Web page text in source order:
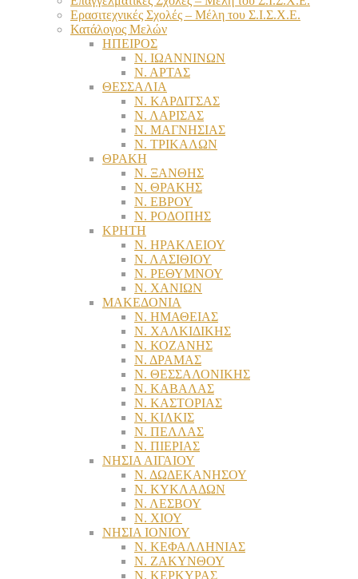
Ερασιτεχνικές Σχολές – Μέλη του Σ.Ι.Σ.Χ.Ε.
Κατάλογος Μελών
ΗΠΕΙΡΟΣ
Ν. ΙΩΑΝΝΙΝΩΝ
Ν. ΑΡΤΑΣ
ΘΕΣΣΑΛΙΑ
Ν. ΚΑΡΔΙΤΣΑΣ
Ν. ΛΑΡΙΣΑΣ
Ν. ΜΑΓΝΗΣΙΑΣ
Ν. ΤΡΙΚΑΛΩΝ
ΘΡΑΚΗ
Ν. ΞΑΝΘΗΣ
Ν. ΘΡΑΚΗΣ
Ν. ΕΒΡΟΥ
Ν. ΡΟΔΟΠΗΣ
ΚΡΗΤΗ
Ν. ΗΡΑΚΛΕΙΟΥ
Ν. ΛΑΣΙΘΙΟΥ
Ν. ΡΕΘΥΜΝΟΥ
Ν. ΧΑΝΙΩΝ
ΜΑΚΕΔΟΝΙΑ
Ν. ΗΜΑΘΕΙΑΣ
Ν. ΧΑΛΚΙΔΙΚΗΣ
Ν. ΚΟΖΑΝΗΣ
Ν. ΔΡΑΜΑΣ
Ν. ΘΕΣΣΑΛΟΝΙΚΗΣ
Ν. ΚΑΒΑΛΑΣ
Ν. ΚΑΣΤΟΡΙΑΣ
Ν. ΚΙΛΚΙΣ
Ν. ΠΕΛΛΑΣ
Ν. ΠΙΕΡΙΑΣ
ΝΗΣΙΑ ΑΙΓΑΙΟΥ
Ν. ΔΩΔΕΚΑΝΗΣΟΥ
Ν. ΚΥΚΛΑΔΩΝ
Ν. ΛΕΣΒΟΥ
Ν. ΧΙΟΥ
ΝΗΣΙΑ ΙΟΝΙΟΥ
Ν. ΚΕΦΑΛΛΗΝΙΑΣ
Ν. ΖΑΚΥΝΘΟΥ
Ν. ΚΕΡΚΥΡΑΣ